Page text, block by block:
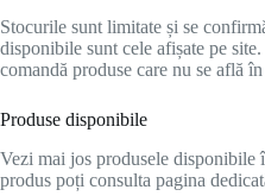
Stocurile sunt limitate și se
disponibile sunt cele afișate pe
comandă produse care nu se află
Produse disponibile
Vezi mai jos produsele disponibile
produs poți consulta pagina